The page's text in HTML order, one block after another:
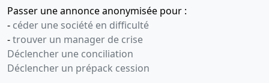
Passer une annonce anonymisée pour :
- céder une société en difficulté
-trouver un manager de crise
Déclencher une conciliation
Déclencher un prépack cession